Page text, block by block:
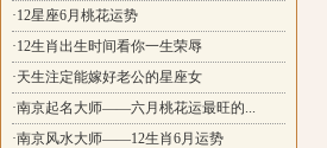
·12星座6月桃花运势
·12生肖出生时间看你一生荣辱
·天生注定能嫁好老公的星座女
·南京起名大师——六月桃花运最旺的...
·南京风水大师——12生肖6月运势